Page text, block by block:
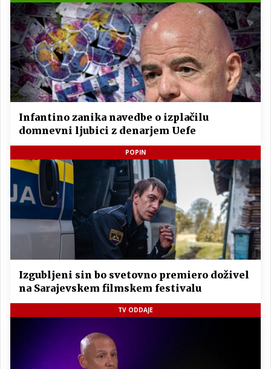
Infantino zanika navedbe o izplačilu
domnevni ljubici z denarjem Uefe
POPIN
Izgubljeni sin bo svetovno premiero doživel
na Sarajevskem filmskem festivalu
TV ODDAJE